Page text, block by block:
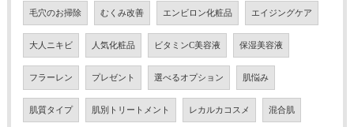
毛穴のお掃除 むくみ改善 エンビロン化粧品 エイジングケア
大人ニキビ 人気化粧品 ビタミンC美容液 保湿美容液
フラーレン プレゼント 選べるオプション 肌悩み
肌質タイプ 肌別トリートメント レカルカコスメ 混合肌